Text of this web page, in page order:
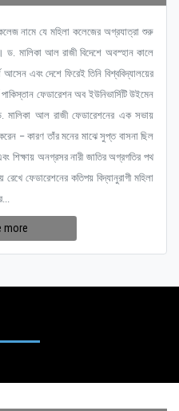
নামে যে মহিলা কলেজের অগ্রযাত্রা শুরু
মালিকা আল রাজী বিদেশে অবস্হান কালে
এবং দেশে ফিরেই তিনি বিশ্ববিদ্যালয়ের
ফেডারেশন অব ইউনিভার্সিটি উইমেন
আল রাজী ফেডারেশনের এক সভায়
– কারণ তাঁর মনের মাঝে সুপ্ত বাসনা ছিল
শিক্ষায় অনগ্রসর নারী জাতির অগ্রগতির পথ
ফেডারেশনের কতিপয় বিদ্যানুরাগী মহিলা
more